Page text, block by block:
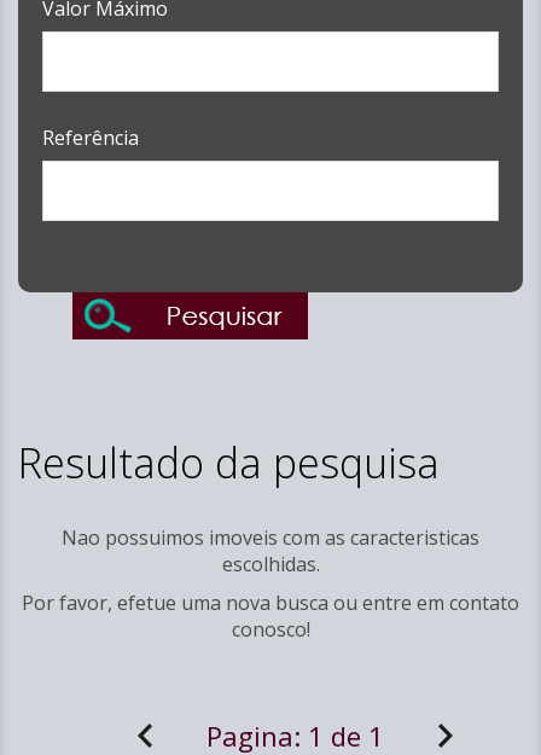
Valor Máximo
Referência
Resultado da pesquisa
Nao possuimos imoveis com as caracteristicas
escolhidas.
Por favor, efetue uma nova busca ou entre em contato
conosco!
Pagina: 1 de 1